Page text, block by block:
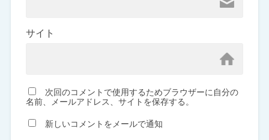
サイト
次回のコメントで使用するためブラウザーに自分の
名前、メールアドレス、サイトを保存する。
新しいコメントをメールで通知